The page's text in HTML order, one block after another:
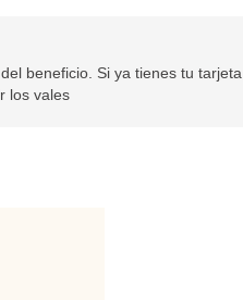
beneficio. Si ya tienes tu tarjeta
los vales